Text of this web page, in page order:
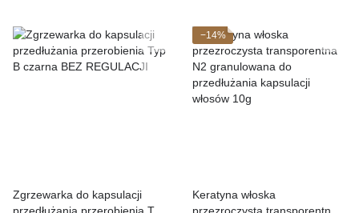
Zgrzewarka do kapsulacji
−14%
Keratyna włoska